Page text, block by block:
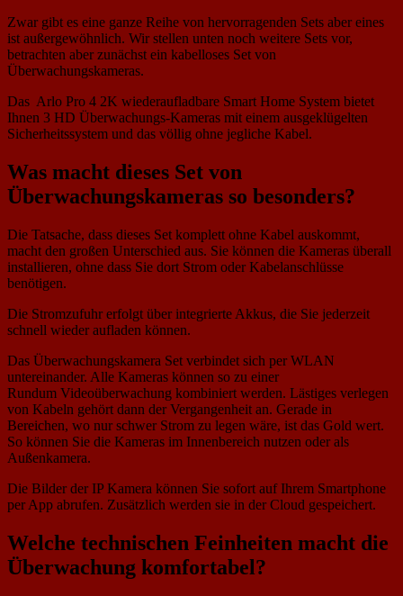
Zwar gibt es eine ganze Reihe von hervorragenden Sets aber eines
ist außergewöhnlich. Wir stellen unten noch weitere Sets vor,
betrachten aber zunächst ein kabelloses Set von
Überwachungskameras.
Das Arlo Pro 4 2K wiederaufladbare Smart Home System bietet
Ihnen 3 HD Überwachungs-Kameras mit einem ausgeklügelten
Sicherheitssystem und das völlig ohne jegliche Kabel.
Was macht dieses Set von
Überwachungskameras so besonders?
Die Tatsache, dass dieses Set komplett ohne Kabel auskommt,
macht den großen Unterschied aus. Sie können die Kameras überall
installieren, ohne dass Sie dort Strom oder Kabelanschlüsse
benötigen.
Die Stromzufuhr erfolgt über integrierte Akkus, die Sie jederzeit
schnell wieder aufladen können.
Das Überwachungskamera Set verbindet sich per WLAN
untereinander. Alle Kameras können so zu einer
Rundum Videoüberwachung kombiniert werden. Lästiges verlegen
von Kabeln gehört dann der Vergangenheit an. Gerade in
Bereichen, wo nur schwer Strom zu legen wäre, ist das Gold wert.
So können Sie die Kameras im Innenbereich nutzen oder als
Außenkamera.
Die Bilder der IP Kamera können Sie sofort auf Ihrem Smartphone
per App abrufen. Zusätzlich werden sie in der Cloud gespeichert.
Welche technischen Feinheiten macht die
Überwachung komfortabel?